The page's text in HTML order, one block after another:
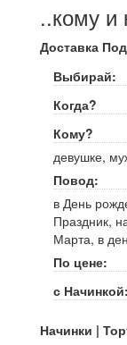
..кому и
Доставка
Выбирай:
Когда?
Кому?
девушке,
Повод:
в День
Праздник,
Марта, в
По цене:
с Начинкой:
Начинки |